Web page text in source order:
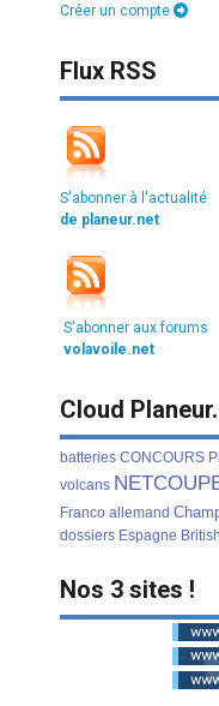
Créer un compte
Flux RSS
S'abonner à l'actualité
de planeur.net
S'abonner aux forums
volavoile.net
Cloud
batteries CONCOURS
volcans
Franco allemand
dossiers Espagne British
Nos 3 sites !